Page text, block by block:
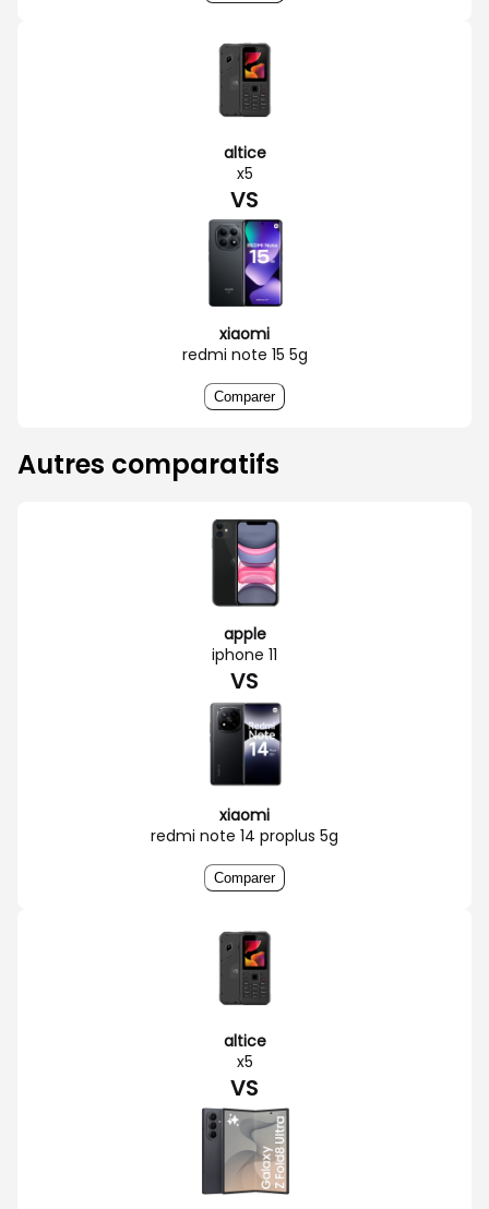
altice
x5
VS
xiaomi
redmi note 15 5g
Comparer
Autres comparatifs
apple
iphone 11
VS
xiaomi
redmi note 14 proplus 5g
Comparer
altice
x5
VS